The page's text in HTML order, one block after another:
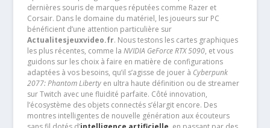
dernières souris de marques réputées comme Razer et
Corsair. Dans le domaine du matériel, les joueurs sur PC
bénéficient d’une attention particulière sur
Actualitesjeuxvideo.fr. Nous testons les cartes graphiques
les plus récentes, comme la NVIDIA GeForce RTX 5090, et vous
guidons sur les choix à faire en matière de configurations
adaptées à vos besoins, qu’il s’agisse de jouer à Cyberpunk
2077: Phantom Libertyen ultra haute définition ou de streamer
sur Twitch avec une fluidité parfaite. Côté innovation,
l’écosystème des objets connectés s’élargit encore. Des
montres intelligentes de nouvelle génération aux écouteurs